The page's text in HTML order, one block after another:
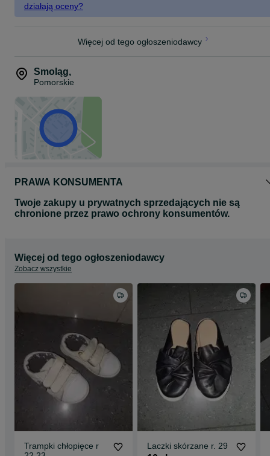
działają oceny?
Więcej od tego ogłoszeniodawcy
Smoląg,
Pomorskie
PRAWA KONSUMENTA
Twoje zakupy u prywatnych sprzedających nie są
chronione przez prawo ochrony konsumentów.
Więcej od tego ogłoszeniodawcy
Zobacz wszystkie
Trampki chłopięce r
Laczki skórzane r. 29